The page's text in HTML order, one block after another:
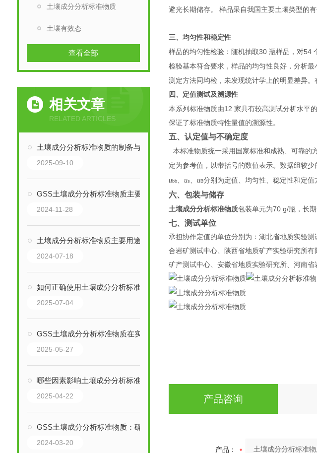
土壤成分分析标准物质
土壤有效态
查看全部
相关文章
RELATED ARTICLES
土壤成分分析标准物质的制备与认证流程
2025-09-10
GSS土壤成分分析标准物质主要特点
2024-11-28
土壤成分分析标准物质主要用途及优势
2024-07-18
如何正确使用土壤成分分析标准物质？实验室操作指南
2025-07-04
GSS土壤成分分析标准物质在实验室中的安全管理要点
2025-05-27
哪些因素影响土壤成分分析标准物质的稳定性？
2025-04-22
GSS土壤成分分析标准物质：确保土壤质量评估的准确性
2024-03-20
避光长期储存。 样品采自我国主要土壤类型的
三、均匀性和稳定性
样品的均匀性检验：随机抽取30瓶样品，对54
检验基本符合要求，样品的均匀性良好，分析最
测定方法同均检，未发现统计学上的明显差异。
四、定值测试及溯源性
本系列标准物质由12家具有较高测试分析水平
保证了标准物质特性量值的溯源性。
五、认定值与不确定度
本标准物质统一采用国家标准和成熟、可靠的
定为参考值，以带括号的数值表示。数据组较
ubb、us 、uB分别为定值、均匀性、稳定性和定值
六、包装与储存
土壤成分分析标准物质包装单元为70 g/瓶，长
七、测试单位
承担协作定值的单位分别为：湖北省地质实验
合岩矿测试中心、陕西省地质矿产实验研究所
矿产测试中心、安徽省地质实验研究所、河南省
产品咨询
产品：